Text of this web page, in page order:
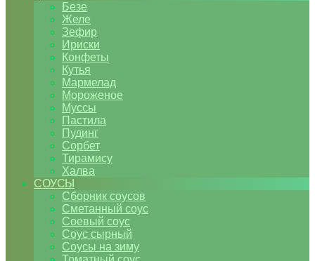
Безе
Желе
Зефир
Ириски
Конфеты
Кутья
Мармелад
Мороженое
Муссы
Пастила
Пудинг
Сорбет
Тирамису
Халва
СОУСЫ
Сборник соусов
Сметанный соус
Соевый соус
Соус сырный
Соусы на зиму